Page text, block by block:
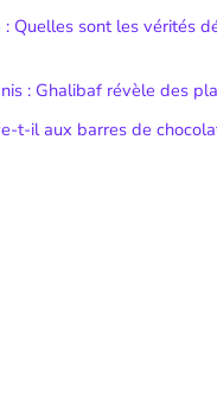
Quelles sont les vérités
: Ghalibaf révèle des
t-il aux barres de